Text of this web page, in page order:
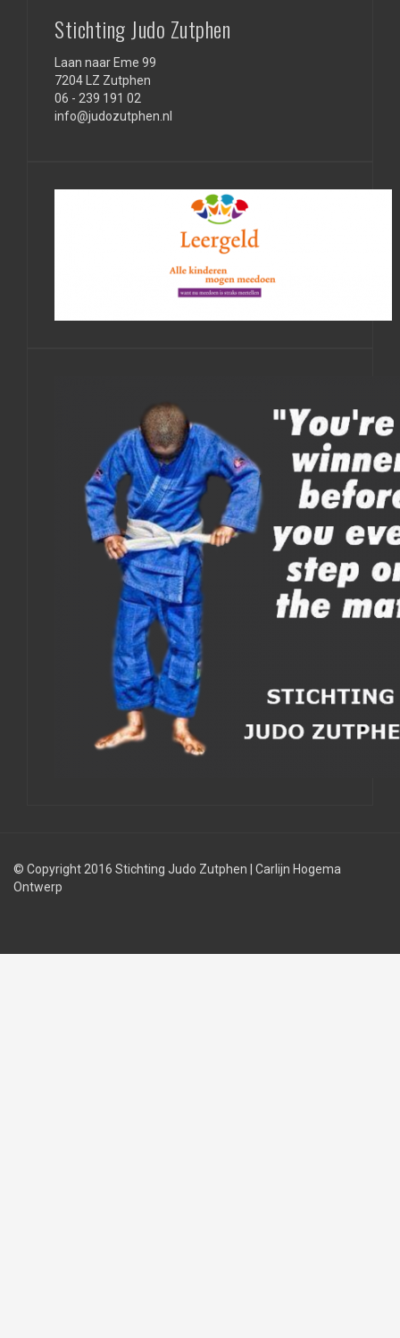
Stichting Judo Zutphen
Laan naar Eme 99
7204 LZ Zutphen
06 - 239 191 02
info@judozutphen.nl
© Copyright 2016 Stichting Judo Zutphen | Carlijn Hogema
Ontwerp